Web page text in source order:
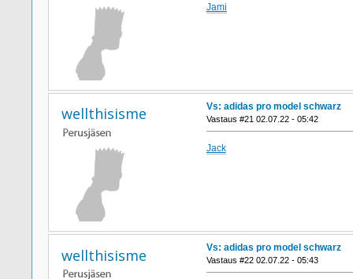
Jami
wellthisisme Vs: adidas pro model schwarz
Vastaus #21 02.07.22 - 05:42
Jack
wellthisisme Vs: adidas pro model schwarz
Vastaus #22 02.07.22 - 05:43